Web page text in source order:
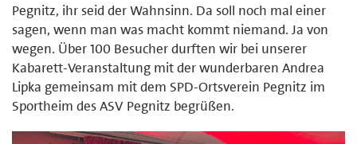
Pegnitz, ihr seid der Wahnsinn. Da soll noch mal einer
sagen, wenn man was macht kommt niemand. Ja von
wegen. Über 100 Besucher durften wir bei unserer
Kabarett-Veranstaltung mit der wunderbaren Andrea
Lipka gemeinsam mit dem SPD-Ortsverein Pegnitz im
Sportheim des ASV Pegnitz begrüßen.